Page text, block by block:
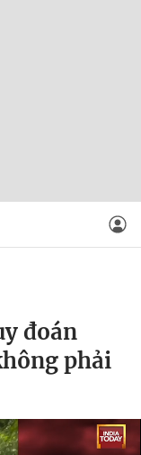
đoán
phải